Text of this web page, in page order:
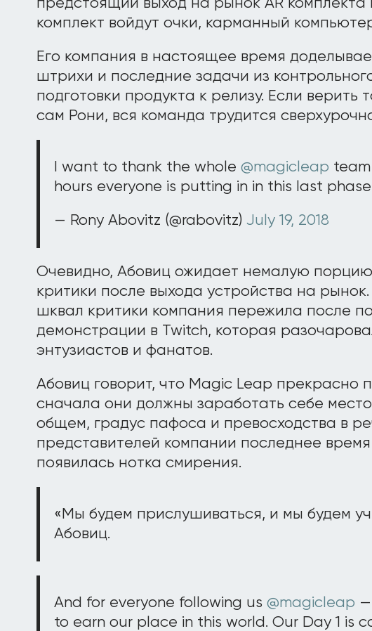
предстоящий выход на рынок AR комплекта
комплект войдут очки, карманный
Его компания в настоящее время
штрихи и последние задачи из
подготовки продукта к релизу. Если верить
сам Рони, вся команда трудится
I want to thank the whole @magicleap
hours everyone is putting in in this last
— Rony Abovitz (@rabovitz) July 19, 2018
Очевидно, Абовиц ожидает немалую
критики после выхода устройства на
шквал критики компания пережила после
демонстрации в Twitch, которая
энтузиастов и фанатов.
Абовиц говорит, что Magic Leap прекрасно
сначала они должны заработать себе
общем, градус пафоса и превосходства в
представителей компании последнее
появилась нотка смирения.
«Мы будем прислушиваться, и мы будем
Абовиц.
And for everyone following us @magicleap
to earn our place in this world. Our Day 1 is